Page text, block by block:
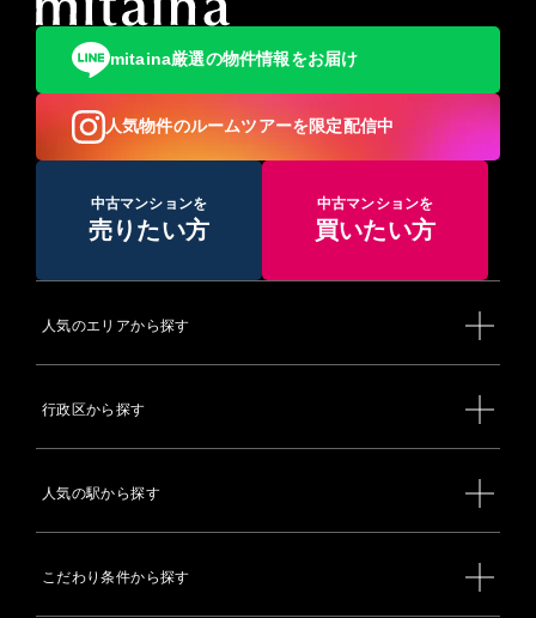
mitaina厳選の物件情報をお届け
人気物件のルームツアーを限定配信中
中古マンションを
売りたい方
中古マンションを
買いたい方
人気のエリアから探す
行政区から探す
人気の駅から探す
こだわり条件から探す